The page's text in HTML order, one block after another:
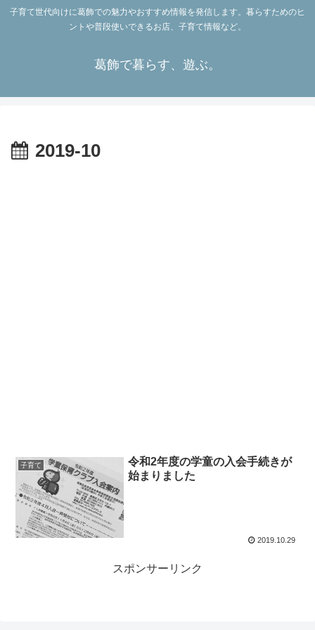
子育て世代向けに葛飾での魅力やおすすめ情報を発信します。暮らすためのヒ
ントや普段使いできるお店、子育て情報など。
葛飾で暮らす、遊ぶ。
2019-10
子育て
令和2年度の学童の入会手続きが
始まりました
2019.10.29
スポンサーリンク